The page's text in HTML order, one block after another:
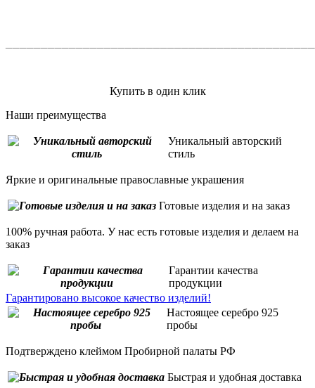
Купить в один клик
Наши преимущества
Уникальный авторский
стиль
Яркие и оригинальные православные украшения
Готовые изделия и на заказ
100% ручная работа. У нас есть готовые изделия и делаем на
заказ
Гарантии качества
продукции
Гарантировано высокое качество изделий!
Настоящее серебро 925
пробы
Подтверждено клеймом Пробирной палаты РФ
Быстрая и удобная доставка